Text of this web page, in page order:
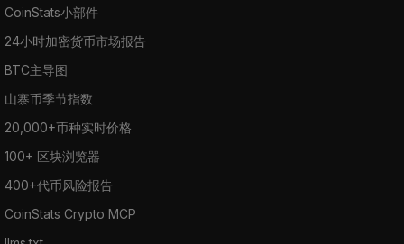
CoinStats小部件
24小时加密货币市场报告
BTC主导图
山寨币季节指数
20,000+币种实时价格
100+ 区块浏览器
400+代币风险报告
CoinStats Crypto MCP